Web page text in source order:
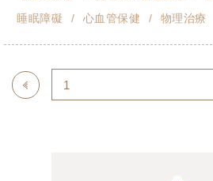
睡眠障礙
心血管保健 物理治療